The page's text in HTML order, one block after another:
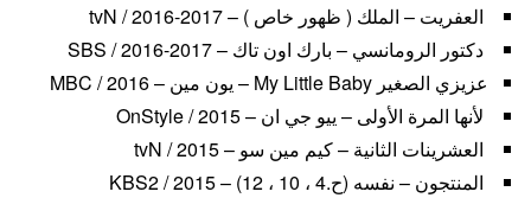
العفريت – الملك ( ظهور خاص ) – tvN / 2016-2017
دكتور الرومانسي – بارك اون تاك – SBS / 2016-2017
عزيزي الصغير My Little Baby – يون مين – MBC / 2016
لأنها المرة الأولى – ييو جي ان – OnStyle / 2015
العشرينات الثانية – كيم مين سو – tvN / 2015
المنتجون – نفسه (ح.4 ، 10 ، 12) – KBS2 / 2015